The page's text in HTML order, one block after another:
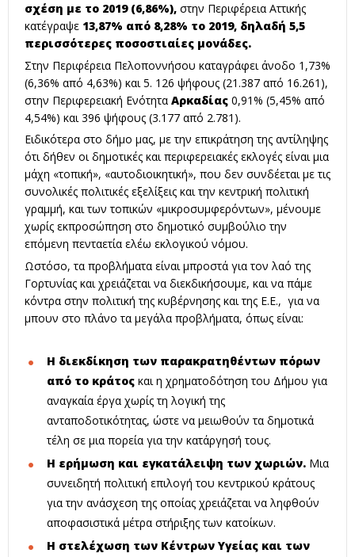
σχέση με το 2019 (6,86%), στην Περιφέρεια Αττικής
κατέγραψε 13,87% από 8,28% το 2019, δηλαδή 5,5
περισσότερες ποσοστιαίες μονάδες.
Στην Περιφέρεια Πελοποννήσου καταγράφει άνοδο 1,73%
(6,36% από 4,63%) και 5. 126 ψήφους (21.387 από 16.261),
στην Περιφερειακή Ενότητα Αρκαδίας 0,91% (5,45% από
4,54%) και 396 ψήφους (3.177 από 2.781).
Ειδικότερα στο δήμο μας, με την επικράτηση της αντίληψης
ότι δήθεν οι δημοτικές και περιφερειακές εκλογές είναι μια
μάχη «τοπική», «αυτοδιοικητική», που δεν συνδέεται με τις
συνολικές πολιτικές εξελίξεις και την κεντρική πολιτική
γραμμή, και των τοπικών «μικροσυμφερόντων», μένουμε
χωρίς εκπροσώπηση στο δημοτικό συμβούλιο την
επόμενη πενταετία ελέω εκλογικού νόμου.
Ωστόσο, τα προβλήματα είναι μπροστά για τον λαό της
Γορτυνίας και χρειάζεται να διεκδικήσουμε, και να πάμε
κόντρα στην πολιτική της κυβέρνησης και της Ε.Ε., για να
μπουν στο πλάνο τα μεγάλα προβλήματα, όπως είναι:
Η διεκδίκηση των παρακρατηθέντων πόρων
από το κράτος και η χρηματοδότηση του Δήμου για
αναγκαία έργα χωρίς τη λογική της
ανταποδοτικότητας, ώστε να μειωθούν τα δημοτικά
τέλη σε μια πορεία για την κατάργησή τους.
Η ερήμωση και εγκατάλειψη των χωριών. Μια
συνειδητή πολιτική επιλογή του κεντρικού κράτους
για την ανάσχεση της οποίας χρειάζεται να ληφθούν
αποφασιστικά μέτρα στήριξης των κατοίκων.
Η στελέχωση των Κέντρων Υγείας και των